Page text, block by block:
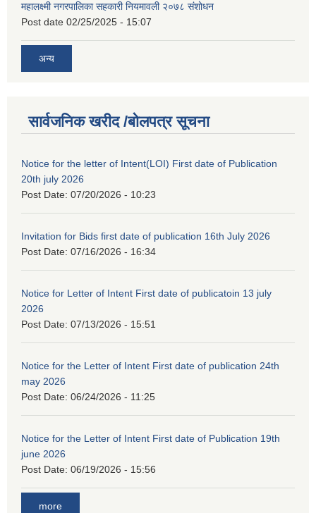
महालक्ष्मी नगरपालिका सहकारी नियमावली २०७८ संशोधन
Post date 02/25/2025 - 15:07
अन्य
सार्वजनिक खरीद /बोलपत्र सूचना
Notice for the letter of Intent(LOI) First date of Publication
20th july 2026
Post Date: 07/20/2026 - 10:23
Invitation for Bids first date of publication 16th July 2026
Post Date: 07/16/2026 - 16:34
Notice for Letter of Intent First date of publicatoin 13 july
2026
Post Date: 07/13/2026 - 15:51
Notice for the Letter of Intent First date of publication 24th
may 2026
Post Date: 06/24/2026 - 11:25
Notice for the Letter of Intent First date of Publication 19th
june 2026
Post Date: 06/19/2026 - 15:56
more